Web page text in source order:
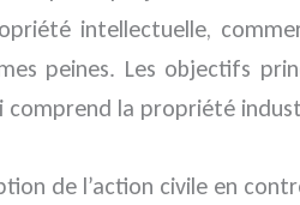
intellectuelle,
peines. Les objectifs
la propriété
de l’action civile en